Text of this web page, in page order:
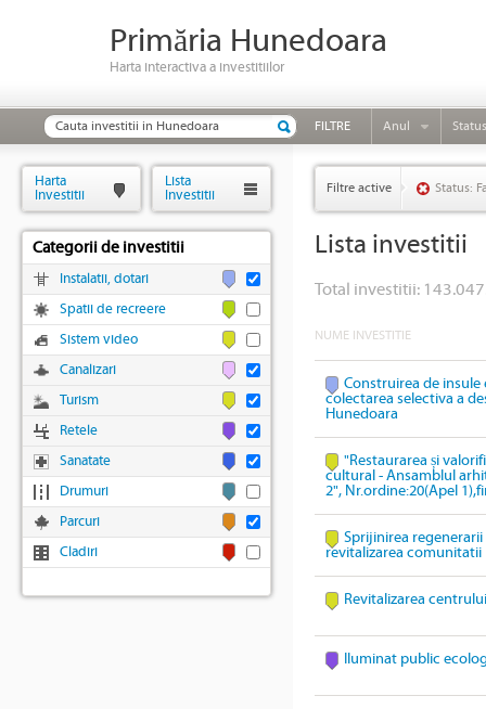
Primăria Hunedoara
Harta interactiva a investitiilor
FILTRE Anul Status
Filtre active Status:
Lista investitii
Total investitii:
NUME INVESTITIE
Construirea de
colectarea selectiva a
Hunedoara
"Restaurarea și
cultural - Ansamblul
2", Nr.ordine:20(Apel
Sprijinirea
revitalizarea comunitatii
Revitalizarea
Iluminat public
Harta
Investitii
Lista
Investitii
Categorii de investitii
Instalatii, dotari
Spatii de recreere
Sistem video
Canalizari
Turism
Retele
Sanatate
Drumuri
Parcuri
Cladiri